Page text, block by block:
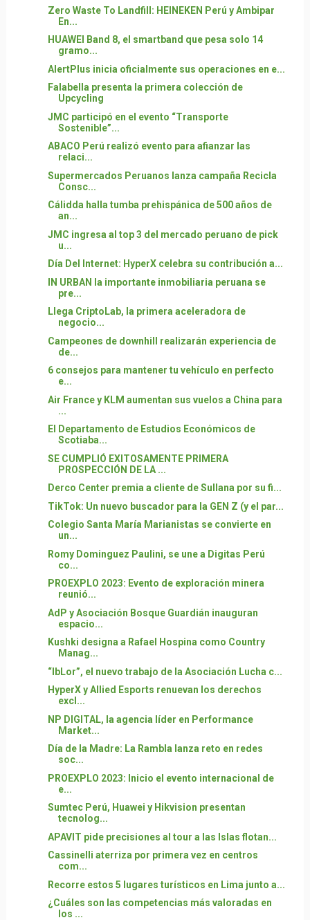
Zero Waste To Landfill: HEINEKEN Perú y Ambipar
En...
HUAWEI Band 8, el smartband que pesa solo 14
gramo...
AlertPlus inicia oficialmente sus operaciones en e...
Falabella presenta la primera colección de
Upcycling
JMC participó en el evento “Transporte
Sostenible”...
ABACO Perú realizó evento para afianzar las
relaci...
Supermercados Peruanos lanza campaña Recicla
Consc...
Cálidda halla tumba prehispánica de 500 años de
an...
JMC ingresa al top 3 del mercado peruano de pick
u...
Día Del Internet: HyperX celebra su contribución a...
IN URBAN la importante inmobiliaria peruana se
pre...
Llega CriptoLab, la primera aceleradora de
negocio...
Campeones de downhill realizarán experiencia de
de...
6 consejos para mantener tu vehículo en perfecto
e...
Air France y KLM aumentan sus vuelos a China para
...
El Departamento de Estudios Económicos de
Scotiaba...
SE CUMPLIÓ EXITOSAMENTE PRIMERA
PROSPECCIÓN DE LA ...
Derco Center premia a cliente de Sullana por su fi...
TikTok: Un nuevo buscador para la GEN Z (y el par...
Colegio Santa María Marianistas se convierte en
un...
Romy Dominguez Paulini, se une a Digitas Perú
co...
PROEXPLO 2023: Evento de exploración minera
reunió...
AdP y Asociación Bosque Guardián inauguran
espacio...
Kushki designa a Rafael Hospina como Country
Manag...
“IbLor”, el nuevo trabajo de la Asociación Lucha c...
HyperX y Allied Esports renuevan los derechos
excl...
NP DIGITAL, la agencia líder en Performance
Market...
Día de la Madre: La Rambla lanza reto en redes
soc...
PROEXPLO 2023: Inicio el evento internacional de
e...
Sumtec Perú, Huawei y Hikvision presentan
tecnolog...
APAVIT pide precisiones al tour a las Islas flotan...
Cassinelli aterriza por primera vez en centros
com...
Recorre estos 5 lugares turísticos en Lima junto a...
¿Cuáles son las competencias más valoradas en
los ...